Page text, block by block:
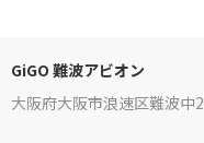
GiGO 難波アビオン
大阪府大阪市浪速区難波中